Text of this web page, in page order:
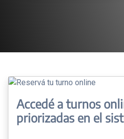
Accedé a turnos
priorizadas en el